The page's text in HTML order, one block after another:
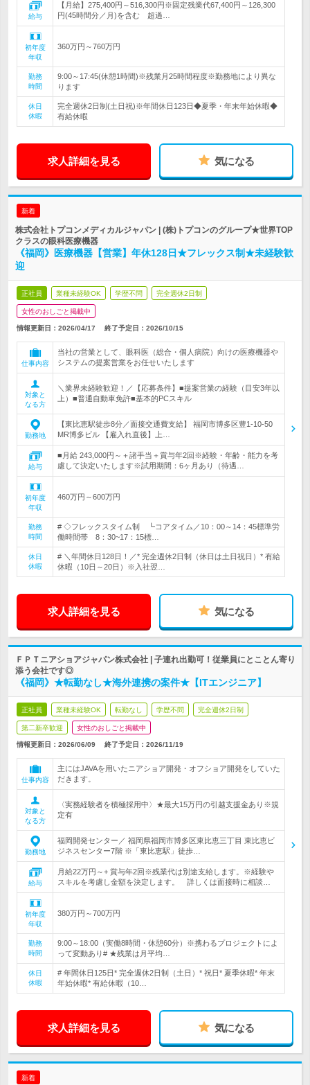
給与
【月給】275,400円～516,300円※固定残業代67,400円～126,300
円(45時間分／月)を含む 超過…
初年度
年収
360万円～760万円
勤務
時間
9:00～17:45(休憩1時間)※残業月25時間程度※勤務地により異な
ります
休日
休暇
完全週休2日制(土日祝)※年間休日123日◆夏季・年末年始休暇◆
有給休暇
求人詳細を見る 気になる
新着
株式会社トプコンメディカルジャパン | (株)トプコンのグループ★世界TOP
クラスの眼科医療機器
《福岡》医療機器【営業】年休128日★フレックス制★未経験歓
迎
正社員 業種未経験OK 学歴不問 完全週休2日制
女性のおしごと掲載中
情報更新日：2026/04/17 終了予定日： 2026/10/15
仕事内容
当社の営業として、眼科医（総合・個人病院）向けの医療機器や
システムの提案営業をお任せいたします
対象と
なる方
＼業界未経験歓迎！／【応募条件】■提案営業の経験（目安3年以
上）■普通自動車免許■基本的PCスキル
勤務地
【東比恵駅徒歩8分／面接交通費支給】 福岡市博多区豊1-10-50
MR博多ビル 【雇入れ直後】上…
給与
■月給 243,000円～＋諸手当＋賞与年2回※経験・年齢・能力を考
慮して決定いたします※試用期間：6ヶ月あり（待遇…
初年度
年収
460万円～600万円
勤務
時間
# ◇フレックスタイム制 ┗コアタイム／10：00～14：45標準労
働時間帯 8：30~17：15標…
休日
休暇
# ＼年間休日128日！／* 完全週休2日制（休日は土日祝日）* 有給
休暇（10日～20日）※入社翌…
求人詳細を見る 気になる
ＦＰＴニアショアジャパン株式会社 | 子連れ出勤可！従業員にとことん寄り
添う会社です◎
《福岡》★転勤なし★海外連携の案件★【ITエンジニア】
正社員 業種未経験OK 転勤なし 学歴不問 完全週休2日制
第二新卒歓迎 女性のおしごと掲載中
情報更新日：2026/06/09 終了予定日： 2026/11/19
仕事内容
主にはJAVAを用いたニアショア開発・オフショア開発をしていた
だきます。
対象と
なる方
〈実務経験者を積極採用中〉★最大15万円の引越支援金あり※規
定有
勤務地
福岡開発センター／ 福岡県福岡市博多区東比恵三丁目 東比恵ビ
ジネスセンター7階 ※「東比恵駅」徒歩…
給与
月給22万円～+ 賞与年2回※残業代は別途支給します。※経験や
スキルを考慮し金額を決定します。 詳しくは面接時に相談…
初年度
年収
380万円～700万円
勤務
時間
9:00～18:00（実働8時間・休憩60分）※携わるプロジェクトによ
って変動あり# ★残業は月平均…
休日
休暇
# 年間休日125日* 完全週休2日制（土日）* 祝日* 夏季休暇* 年末
年始休暇* 有給休暇（10…
求人詳細を見る 気になる
新着